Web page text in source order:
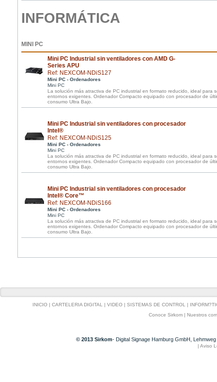
INFORMÁTICA
MINI PC
Mini PC Industrial sin ventiladores con AMD G-
Series APU
Ref: NEXCOM-NDiS127
Mini PC - Ordenadores
Mini PC
La solución más atractiva de PC industrial en formato reducido, ideal para
entornos exigentes. Ordenador Compacto equipado con procesador de
consumo Ultra Bajo.
Mini PC Industrial sin ventiladores con procesador
Intel®
Ref: NEXCOM-NDiS125
Mini PC - Ordenadores
Mini PC
La solución más atractiva de PC industrial en formato reducido, ideal para
entornos exigentes. Ordenador Compacto equipado con procesador de
consumo Ultra Bajo.
Mini PC Industrial sin ventiladores con procesador
Intel® Core™
Ref: NEXCOM-NDiS166
Mini PC - Ordenadores
Mini PC
La solución más atractiva de PC industrial en formato reducido, ideal para
entornos exigentes. Ordenador Compacto equipado con procesador de
consumo Ultra Bajo.
INICIO | CARTELERIA DIGITAL | VIDEO | SISTEMAS DE CONTROL |
Conoce Sirkom| Nuestros
© 2013 Sirkom- Digital Signage Hamburg GmbH,
| Aviso